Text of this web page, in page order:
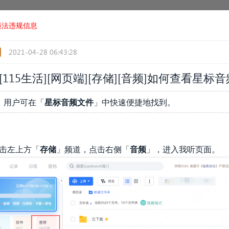
违规信息
2021-04-28 06:43:28
生活][网页端][存储][音频]如何查看星标
用户可在「星标音频文件」中快速便捷地找到。
左上方「存储 」频道，点击右侧「音频 」，进入我听页面。